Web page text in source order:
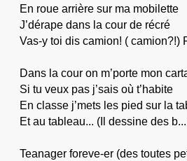
En roue arrière sur ma mobilette
J’dérape dans la cour de récré
Vas-y toi dis camion! ( camion?!)
Dans la cour on m’porte mon
Si tu veux pas j’sais où t’habite
En classe j’mets les pied sur la
Et au tableau... (Il dessine des
Teanager foreve-er (des toutes